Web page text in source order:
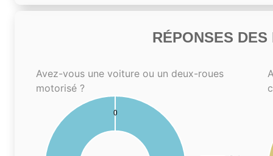
RÉPONSES
Avez-vous une voiture ou un deux-roues
motorisé ?